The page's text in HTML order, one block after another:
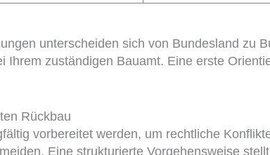
unterscheiden sich von Bundesland zu
Ihrem zuständigen Bauamt. Eine erste
Rückbau
vorbereitet werden, um rechtliche
Eine strukturierte Vorgehensweise